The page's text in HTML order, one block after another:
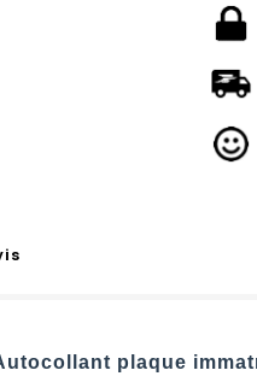
plaque